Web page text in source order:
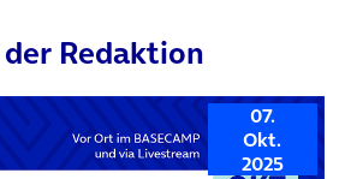
Redaktion
07.
Okt.
2025